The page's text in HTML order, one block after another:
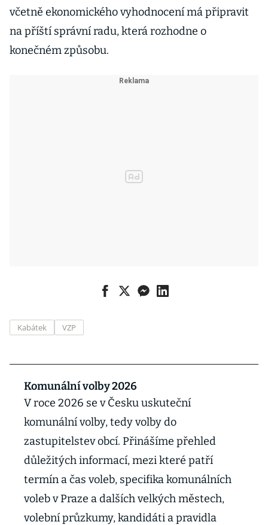
včetně ekonomického vyhodnocení má připravit
na příští správní radu, která rozhodne o
konečném způsobu.
Kabátek VZP
Komunální volby 2026
V roce 2026 se v Česku uskuteční
komunální volby, tedy volby do
zastupitelstev obcí. Přinášíme přehled
důležitých informací, mezi které patří
termín a čas voleb, specifika komunálních
voleb v Praze a dalších velkých městech,
volební průzkumy, kandidáti a pravidla